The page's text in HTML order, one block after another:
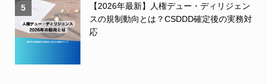
5
【2026年最新】人権デュー・ディリジェン
スの規制動向とは？CSDDD確定後の実務対
応